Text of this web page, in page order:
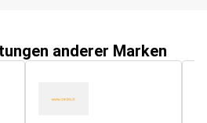
anderer Marken